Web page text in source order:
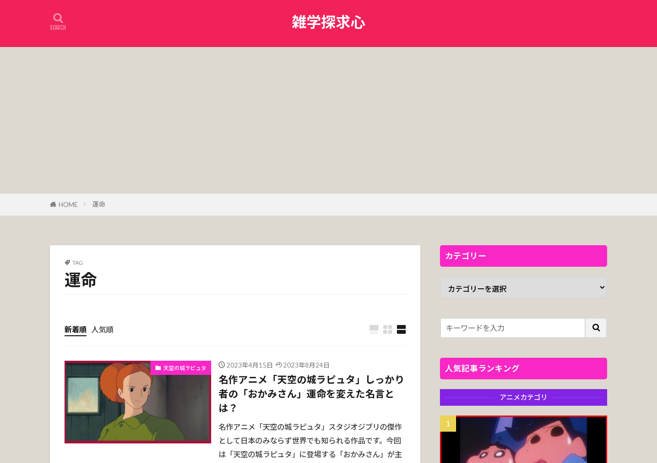
雑学探求心
HOME 運命
TAG
運命
新着順 人気順
天空の城ラピュタ 2023年4月15日 2023年8月24日
名作アニメ「天空の城ラピュタ」しっかり
者の「おかみさん」運命を変えた名言と
は？
名作アニメ「天空の城ラピュタ」スタジオジブリの傑作
として日本のみならず世界でも知られる作品です。今回
は「天空の城ラピュタ」に登場する「おかみさん」が主
カテゴリー
人気記事ランキング
アニメカテゴリ